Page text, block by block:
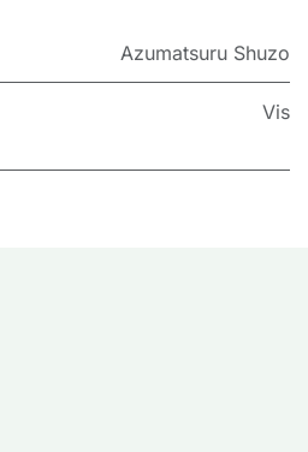
Azumatsuru Shuzo
Vis